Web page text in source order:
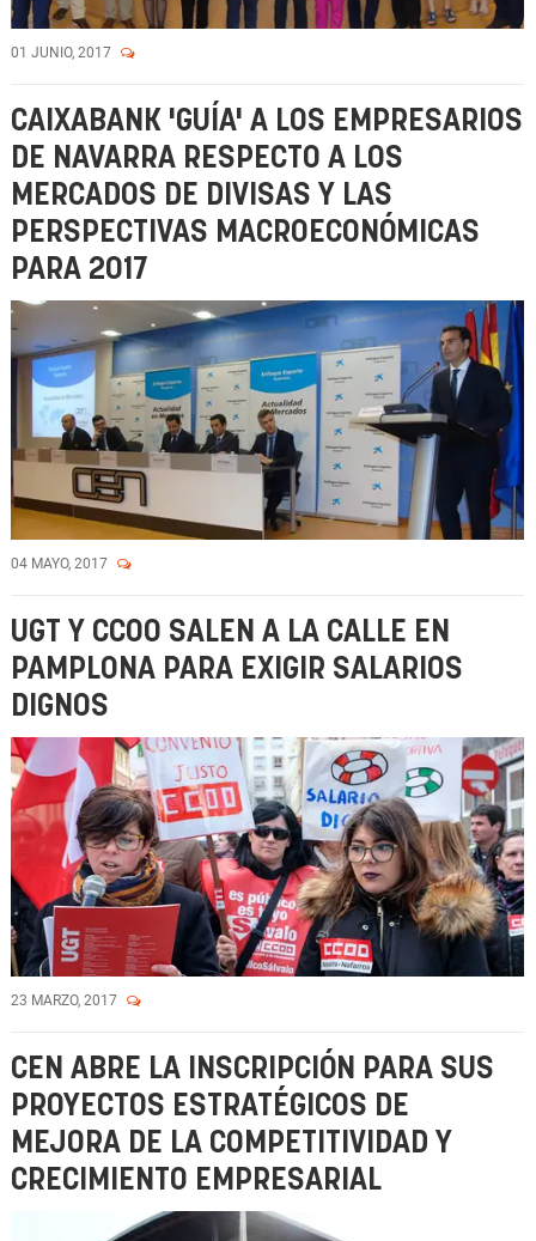
01 JUNIO, 2017
CAIXABANK 'GUÍA' A LOS EMPRESARIOS
DE NAVARRA RESPECTO A LOS
MERCADOS DE DIVISAS Y LAS
PERSPECTIVAS MACROECONÓMICAS
PARA 2017
04 MAYO, 2017
UGT Y CCOO SALEN A LA CALLE EN
PAMPLONA PARA EXIGIR SALARIOS
DIGNOS
23 MARZO, 2017
CEN ABRE LA INSCRIPCIÓN PARA SUS
PROYECTOS ESTRATÉGICOS DE
MEJORA DE LA COMPETITIVIDAD Y
CRECIMIENTO EMPRESARIAL